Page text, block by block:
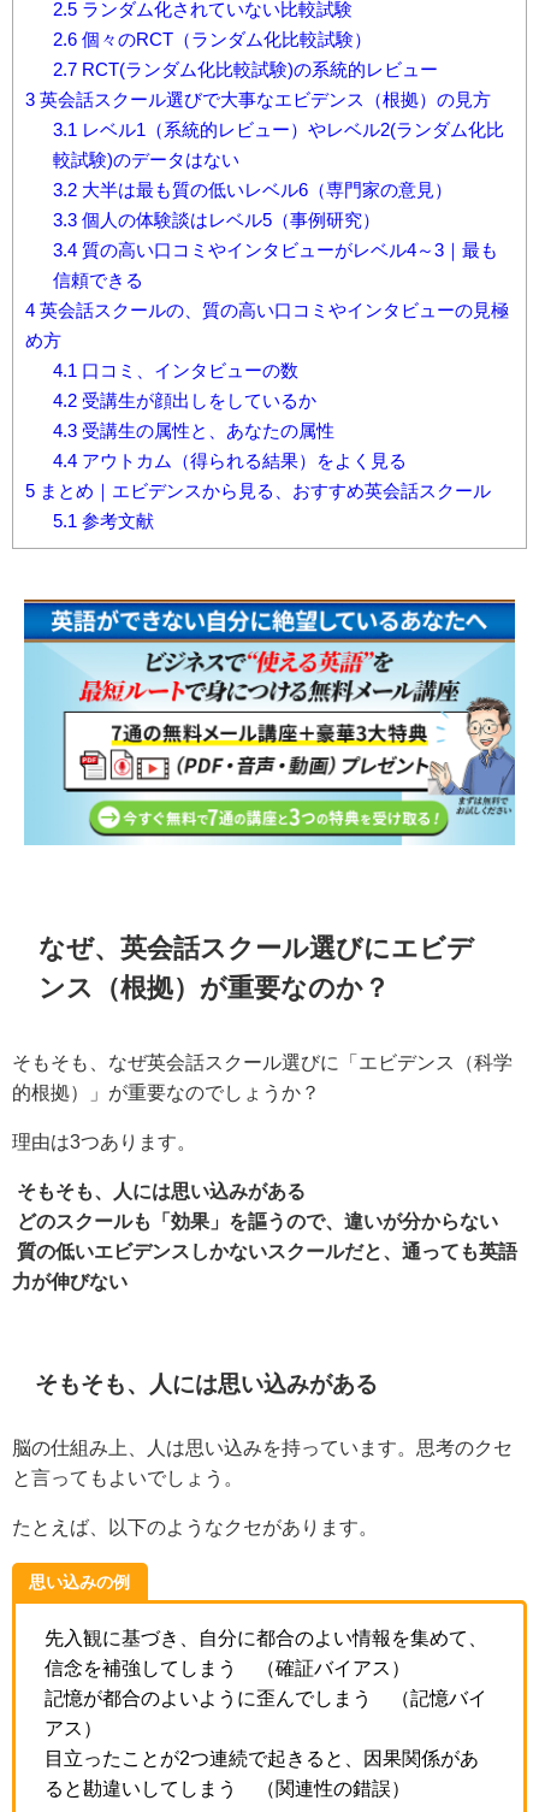
2.5ランダム化されていない比較試験
2.6個々のRCT（ランダム化比較試験）
2.7RCT(ランダム化比較試験)の系統的レビュー
3 英会話スクール選びで大事なエビデンス（根拠）の見方
3.1 レベル1（系統的レビュー）やレベル2(ランダム化比
較試験)のデータはない
3.2大半は最も質の低いレベル6（専門家の意見）
3.3個人の体験談はレベル5（事例研究）
3.4質の高い口コミやインタビューがレベル4～3｜最も
信頼できる
4 英会話スクールの、質の高い口コミやインタビューの見極
め方
4.1 口コミ、インタビューの数
4.2受講生が顔出しをしているか
4.3受講生の属性と、あなたの属性
4.4アウトカム（得られる結果）をよく見る
5 まとめ｜エビデンスから見る、おすすめ英会話スクール
5.1 参考文献
なぜ、英会話スクール選びにエビデ
ンス（根拠）が重要なのか？
そもそも、なぜ英会話スクール選びに「エビデンス（科学
的根拠）」が重要なのでしょうか？
理由は3つあります。
そもそも、人には思い込みがある
どのスクールも「効果」を謳うので、違いが分からない
質の低いエビデンスしかないスクールだと、通っても英語
力が伸びない
そもそも、人には思い込みがある
脳の仕組み上、人は思い込みを持っています。思考のクセ
と言ってもよいでしょう。
たとえば、以下のようなクセがあります。
思い込みの例
先入観に基づき、自分に都合のよい情報を集めて、
信念を補強してしまう （確証バイアス）
記憶が都合のよいように歪んでしまう （記憶バイ
アス）
目立ったことが2つ連続で起きると、因果関係があ
ると勘違いしてしまう （関連性の錯誤）